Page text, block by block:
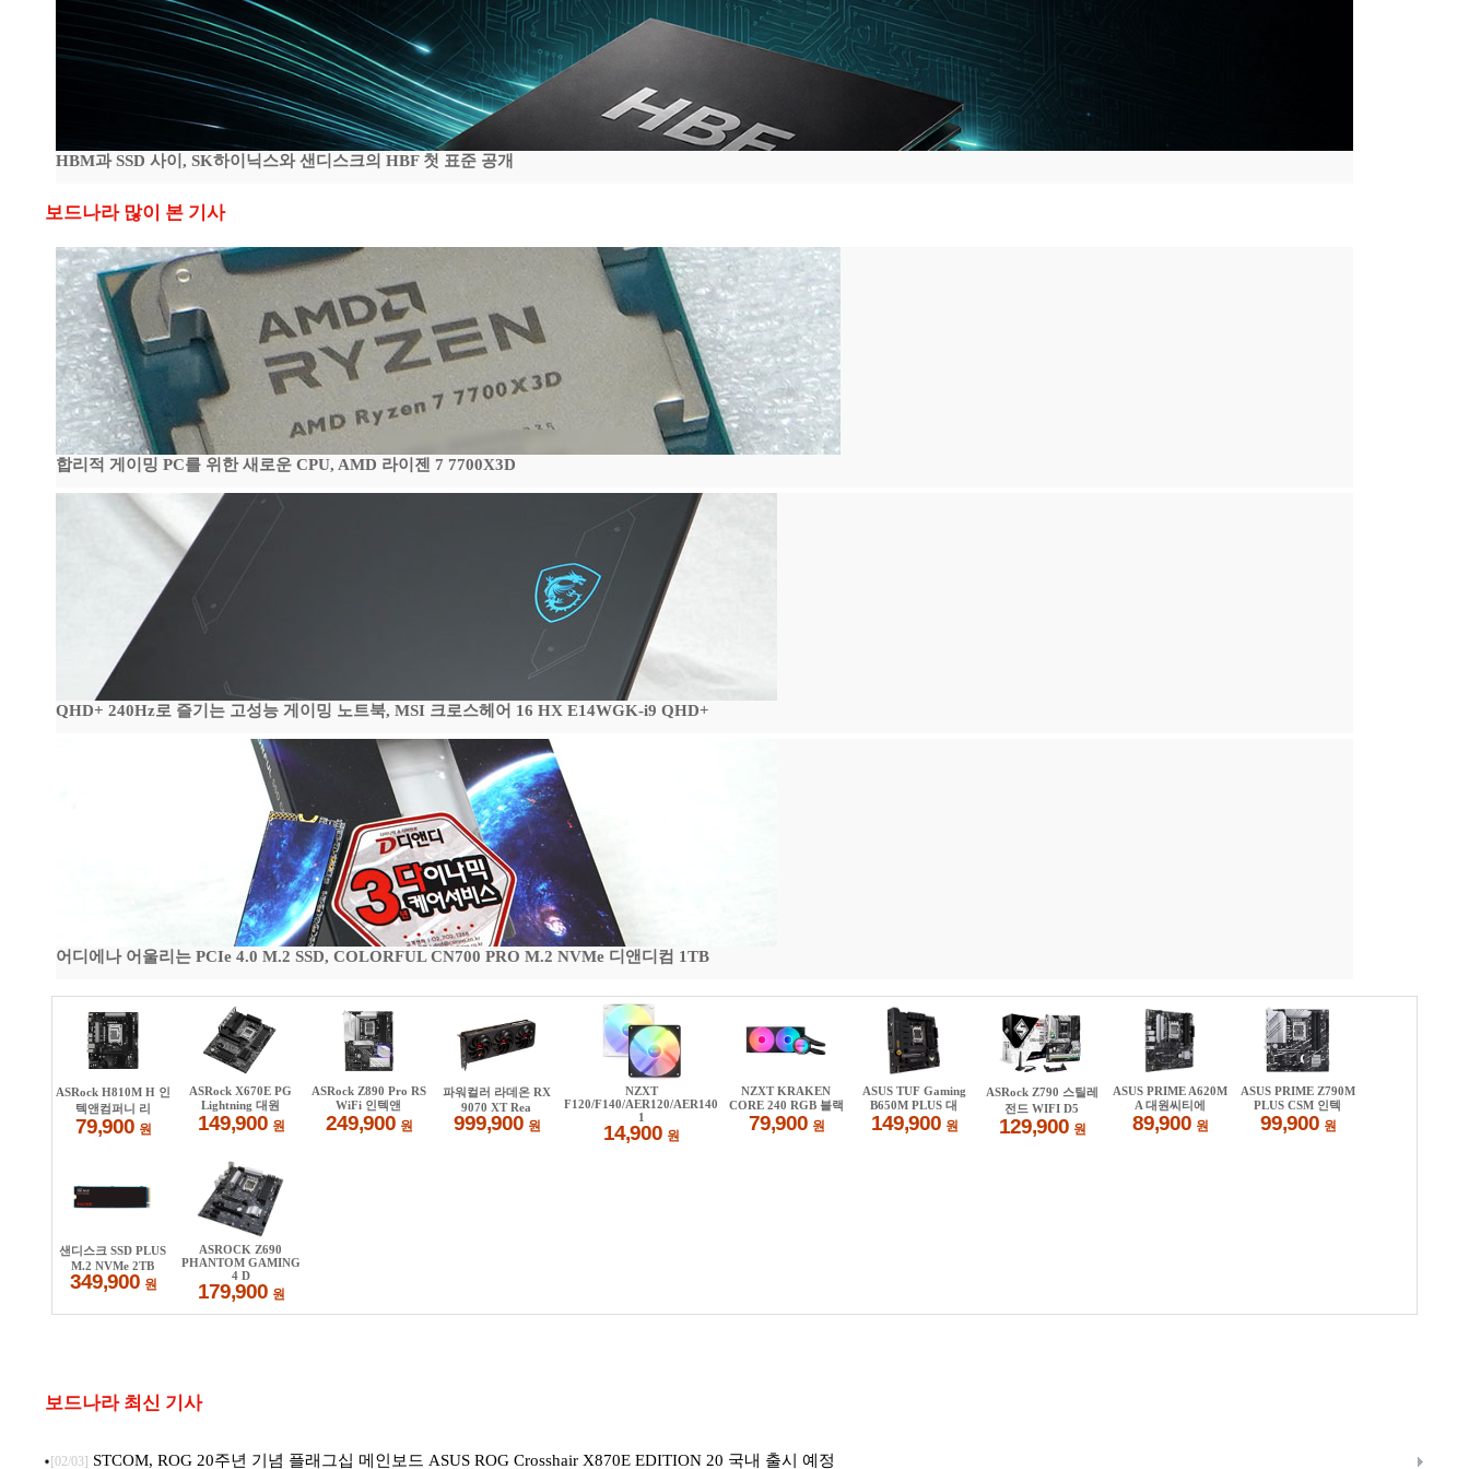
HBM과 SSD 사이, SK하이닉스와 샌디스크의 HBF 첫 표준 공개
보드나라 많이 본 기사
합리적 게이밍 PC를 위한 새로운 CPU, AMD 라이젠 7 7700X3D
QHD+ 240Hz로 즐기는 고성능 게이밍 노트북, MSI 크로스헤어 16 HX E14WGK-i9 QHD+
어디에나 어울리는 PCIe 4.0 M.2 SSD, COLORFUL CN700 PRO M.2 NVMe 디앤디컴 1TB
보드나라 최신 기사
[02/03] STCOM, ROG 20주년 기념 플래그십 메인보드 ASUS ROG Crosshair X870E EDITION 20 국내 출시 예정